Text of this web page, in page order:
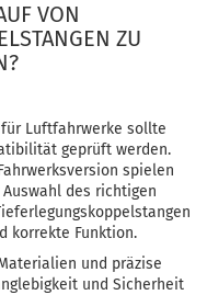
VON
ZU
Luftfahrwerke sollte
geprüft werden.
spielen
des richtigen
korrekte Funktion.
und präzise
und Sicherheit